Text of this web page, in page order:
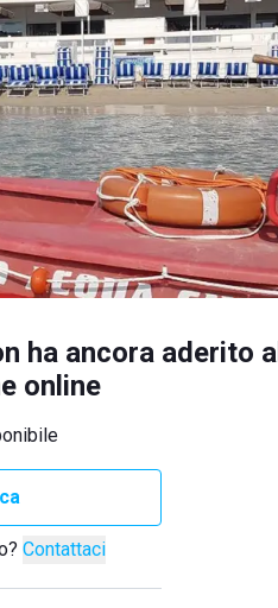
ha ancora aderito al
online
Contattaci